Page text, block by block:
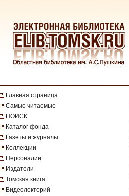
Главная страница
Самые читаемые
ПОИСК
Каталог фонда
Газеты и журналы
Коллекции
Персоналии
Издатели
Томская книга
Видеолекторий